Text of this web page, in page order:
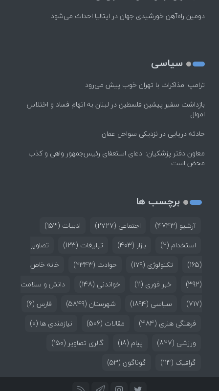
دومین راه‌آهن خورشیدی جهان در ایتالیا احداث می‌شود
سیاسی
ترامپ: مذاکرات با تهران خوب پیش می‌رود
بازداشت سفیر پیشین فلسطین در لبنان به اتهام فساد و اختلاس
اموال
حادثه دریایی در نزدیکی سواحل عمان
معاون دفتر پزشکیان: ادعای استعفای رئیس‌جمهور واهی و کذب
محض است
برچسب ها
آرشیو (4743) اجتماعی (2727) ادبیات (153)
استخدام (2) بازار (403) تبلیغات (123)
تصاویر
(165)
تکنولوژی (179) حوادث (2343)
خانه خاص
(392)
خبر فوری (11) خواندنی (148)
دانش و سلامت
(717)
سیاسی (1894) شهرستان (5849) فارس (6)
فرهنگی هنری (484) مقالات (506) نیازمندی ها (0)
ورزشی (827) پیام (18) گالری تصاویر (150)
گرافیک (114) گوناگون (53)